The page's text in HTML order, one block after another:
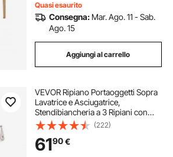
Quasi esaurito
Consegna: Mar. Ago. 11 - Sab.
Ago. 15
Aggiungi al carrello
VEVOR Ripiano Portaoggetti Sopra
Lavatrice e Asciugatrice,
Stendibiancheria a 3 Ripiani con
Asta Appendiabiti e Ganci, per
Regolabili a Fila Singola, per Riporre
e Organizzare, Nero
(222)
6190€